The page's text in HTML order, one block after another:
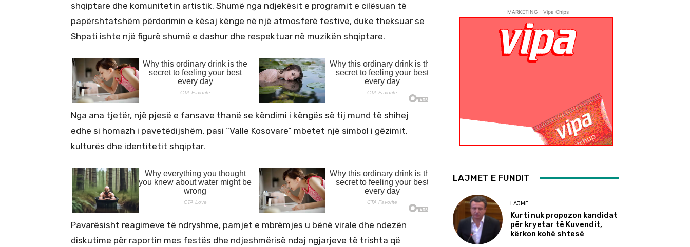
shqiptare dhe komunitetin artistik. Shumë nga ndjekësit e programit e cilësuan të
papërshtatshëm përdorimin e kësaj kënge në një atmosferë festive, duke theksuar se
Shpati ishte një figurë shumë e dashur dhe respektuar në muzikën shqiptare.
Nga ana tjetër, një pjesë e fansave thanë se këndimi i këngës së tij mund të shihej
edhe si homazh i pavetëdijshëm, pasi “Valle Kosovare” mbetet një simbol i gëzimit,
kulturës dhe identitetit shqiptar.
Pavarësisht reagimeve të ndryshme, pamjet e mbrëmjes u bënë virale dhe ndezën
diskutime për raportin mes festës dhe ndjeshmërisë ndaj ngjarjeve të trishta që
- MARKETING - Vipa Chips
LAJMET E FUNDIT
LAJME
Kurti nuk propozon kandidat
për kryetar të Kuvendit,
kërkon kohë shtesë